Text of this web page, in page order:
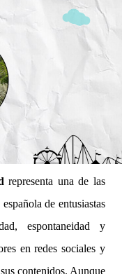
representa una de las
de entusiastas
espontaneidad y
en redes sociales y
contenidos. Aunque